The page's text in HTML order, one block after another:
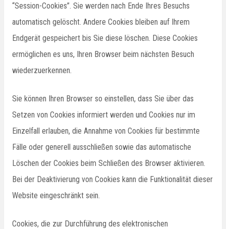
“Session-Cookies”. Sie werden nach Ende Ihres Besuchs
automatisch gelöscht. Andere Cookies bleiben auf Ihrem
Endgerät gespeichert bis Sie diese löschen. Diese Cookies
ermöglichen es uns, Ihren Browser beim nächsten Besuch
wiederzuerkennen.
Sie können Ihren Browser so einstellen, dass Sie über das
Setzen von Cookies informiert werden und Cookies nur im
Einzelfall erlauben, die Annahme von Cookies für bestimmte
Fälle oder generell ausschließen sowie das automatische
Löschen der Cookies beim Schließen des Browser aktivieren.
Bei der Deaktivierung von Cookies kann die Funktionalität dieser
Website eingeschränkt sein.
Cookies, die zur Durchführung des elektronischen